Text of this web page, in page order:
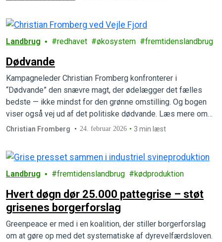
Landbrug redhavet økosystem fremtidenslandbrug
Dødvande
Kampagneleder Christian Fromberg konfronterer i
“Dødvande” den snævre magt, der ødelægger det fælles
bedste — ikke mindst for den grønne omstilling. Og bogen
viser også vej ud af det politiske dødvande. Læs mere om
den højaktuelle bog.
Christian Fromberg 24. februar 2026 3 min læst
Landbrug fremtidenslandbrug kødproduktion
Hvert døgn dør 25.000 pattegrise – støt
grisenes borgerforslag
Greenpeace er med i en koalition, der stiller borgerforslag
om at gøre op med det systematiske af dyrevelfærdsloven.